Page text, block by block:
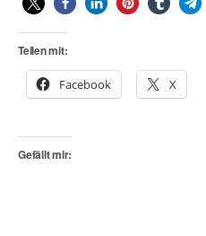
Teilen mit:
Facebook X
Gefällt mir: